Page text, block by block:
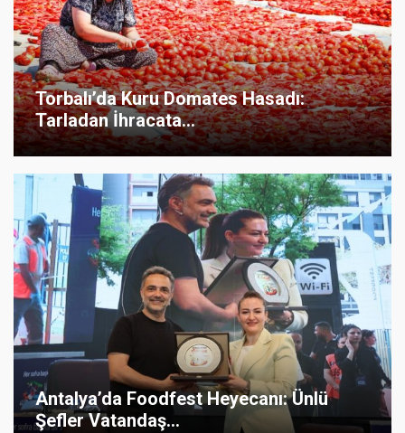
Torbalı’da Kuru Domates Hasadı:
Tarladan İhracata...
Antalya’da Foodfest Heyecanı: Ünlü
Şefler Vatandaş...